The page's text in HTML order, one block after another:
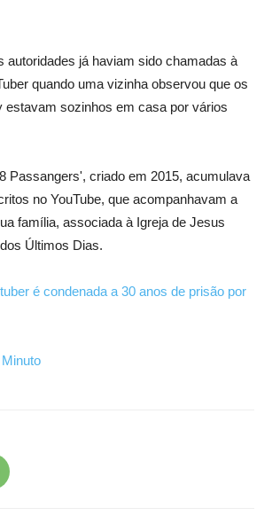
autoridades já haviam sido chamadas à
quando uma vizinha observou que os
estavam sozinhos em casa por vários
Passangers', criado em 2015, acumulava
no YouTube, que acompanhavam a
família, associada à Igreja de Jesus
Últimos Dias.
é condenada a 30 anos de prisão por